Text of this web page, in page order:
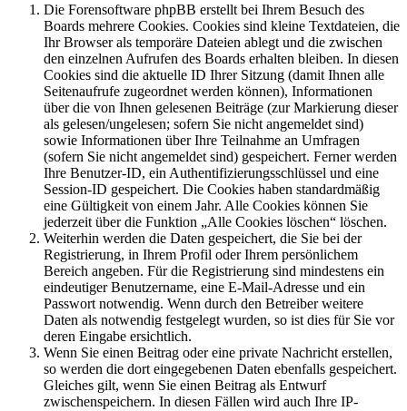
Die Forensoftware phpBB erstellt bei Ihrem Besuch des
Boards mehrere Cookies. Cookies sind kleine Textdateien, die
Ihr Browser als temporäre Dateien ablegt und die zwischen
den einzelnen Aufrufen des Boards erhalten bleiben. In diesen
Cookies sind die aktuelle ID Ihrer Sitzung (damit Ihnen alle
Seitenaufrufe zugeordnet werden können), Informationen
über die von Ihnen gelesenen Beiträge (zur Markierung dieser
als gelesen/ungelesen; sofern Sie nicht angemeldet sind)
sowie Informationen über Ihre Teilnahme an Umfragen
(sofern Sie nicht angemeldet sind) gespeichert. Ferner werden
Ihre Benutzer-ID, ein Authentifizierungsschlüssel und eine
Session-ID gespeichert. Die Cookies haben standardmäßig
eine Gültigkeit von einem Jahr. Alle Cookies können Sie
jederzeit über die Funktion „Alle Cookies löschen“ löschen.
Weiterhin werden die Daten gespeichert, die Sie bei der
Registrierung, in Ihrem Profil oder Ihrem persönlichem
Bereich angeben. Für die Registrierung sind mindestens ein
eindeutiger Benutzername, eine E-Mail-Adresse und ein
Passwort notwendig. Wenn durch den Betreiber weitere
Daten als notwendig festgelegt wurden, so ist dies für Sie vor
deren Eingabe ersichtlich.
Wenn Sie einen Beitrag oder eine private Nachricht erstellen,
so werden die dort eingegebenen Daten ebenfalls gespeichert.
Gleiches gilt, wenn Sie einen Beitrag als Entwurf
zwischenspeichern. In diesen Fällen wird auch Ihre IP-